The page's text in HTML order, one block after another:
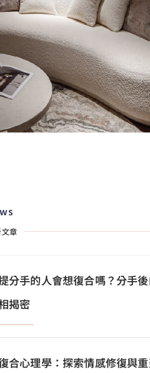
章
分手的人會想復合嗎？分手
揭密
合心理學：探索情感修復與